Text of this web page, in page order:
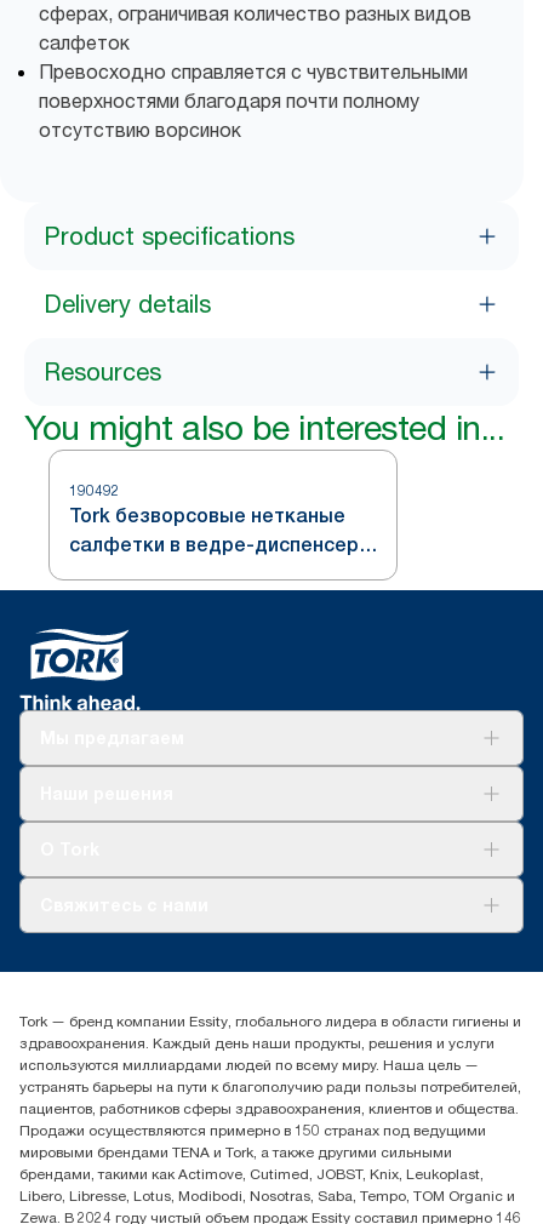
сферах, ограничивая количество разных видов
салфеток
Превосходно справляется с чувствительными
поверхностями благодаря почти полному
отсутствию ворсинок
Product specifications
Delivery details
Resources
You might also be interested in...
190492
Tork безворсовые нетканые
салфетки в ведре-диспенсере,
бирюзовые, система W10
(+7) 777 779 0095
Контакты на рынках СНГ
ООО «Эссити», Представительство в Казахстане Пр.
Достык, 210, 2 блок, 3 этаж,
офис №32 050051, г.
Алматы, Казахстан
Tork — бренд компании Essity, глобального лидера в области гигиены и
здравоохранения. Каждый день наши продукты, решения и услуги
используются миллиардами людей по всему миру. Наша цель —
устранять барьеры на пути к благополучию ради пользы потребителей,
пациентов, работников сферы здравоохранения, клиентов и общества.
Продажи осуществляются примерно в 150 странах под ведущими
мировыми брендами TENA и Tork, а также другими сильными
брендами, такими как Actimove, Cutimed, JOBST, Knix, Leukoplast,
Libero, Libresse, Lotus, Modibodi, Nosotras, Saba, Tempo, TOM Organic и
Zewa. В 2024 году чистый объем продаж Essity составил примерно 146